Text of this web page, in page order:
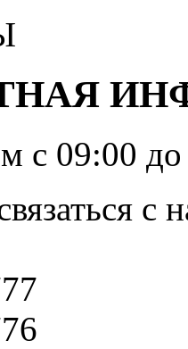
с 09:00
с